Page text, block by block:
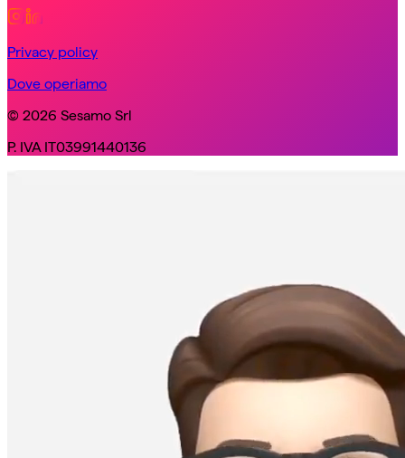
Privacy policy
Dove operiamo
© 2026 Sesamo Srl
P. IVA IT03991440136